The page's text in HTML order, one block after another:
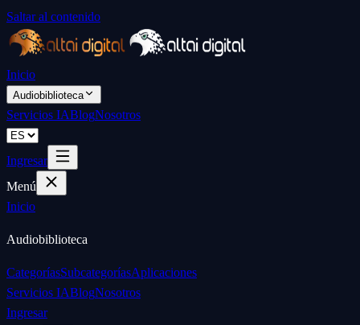
Saltar al contenido
Inicio
Audiobiblioteca
Servicios IABlogNosotros
Ingresar
Menú
Inicio
Audiobiblioteca
CategoríasSubcategoríasAplicaciones
Servicios IABlogNosotros
Ingresar